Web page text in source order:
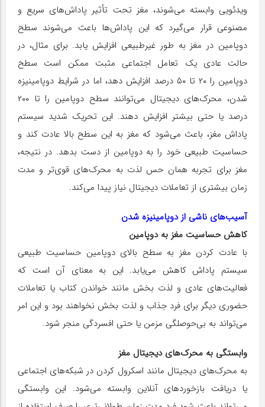
ویدئویی وابسته می‌شوند، مغز تحت تأثیر پاداش‌های سریع و
مصنوعی قرار می‌گیرد که این پاداش‌ها باعث می‌شوند سطح
دوپامین در مغز به طور غیرطبیعی افزایش یابد. برای مثال، در
حالت عادی یک تعامل اجتماعی مثبت ممکن است سطح
دوپامین را ۲۰ تا ۵۰ درصد افزایش دهد، اما در شرایط دوپامینیزه
شدن، محرک‌های دیجیتال می‌توانند سطح دوپامین را تا ۲۰۰
درصد یا حتی بیشتر افزایش دهند. این تحریک شدید سیستم
پاداش مغز، باعث می‌شود که مغز به این سطح بالا عادت کند و
حساسیت طبیعی خود را به دوپامین از دست بدهد. در نتیجه،
مغز برای تجربه همان حس لذت به محرک‌های قوی‌تر و مدت
زمان بیشتری از تعاملات دیجیتال نیاز پیدا می‌کند.
آسیب‌های ناشی از دوپامینیزه شدن
کاهش حساسیت مغز به دوپامین
با عادت کردن مغز به سطح بالای دوپامین حساسیت طبیعی
سیستم پاداش کاهش می‌یابد. این به معنای آن است که
فعالیت‌های عادی و لذت بخش مانند خواندن کتاب یا تعاملات
حضوری دیگر برای فرد جذاب و لذت بخش نخواهند بود و این امر
می‌تواند به بی‌حوصلگی مزمن یا حتی افسردگی منجر شود.
وابستگی به محرک‌های دیجیتال مغز
به محرک‌های دیجیتال مانند اسکرول کردن در شبکه‌های اجتماعی
یا دریافت بازخوردهای آنلاین وابسته می‌شود. این وابستگی